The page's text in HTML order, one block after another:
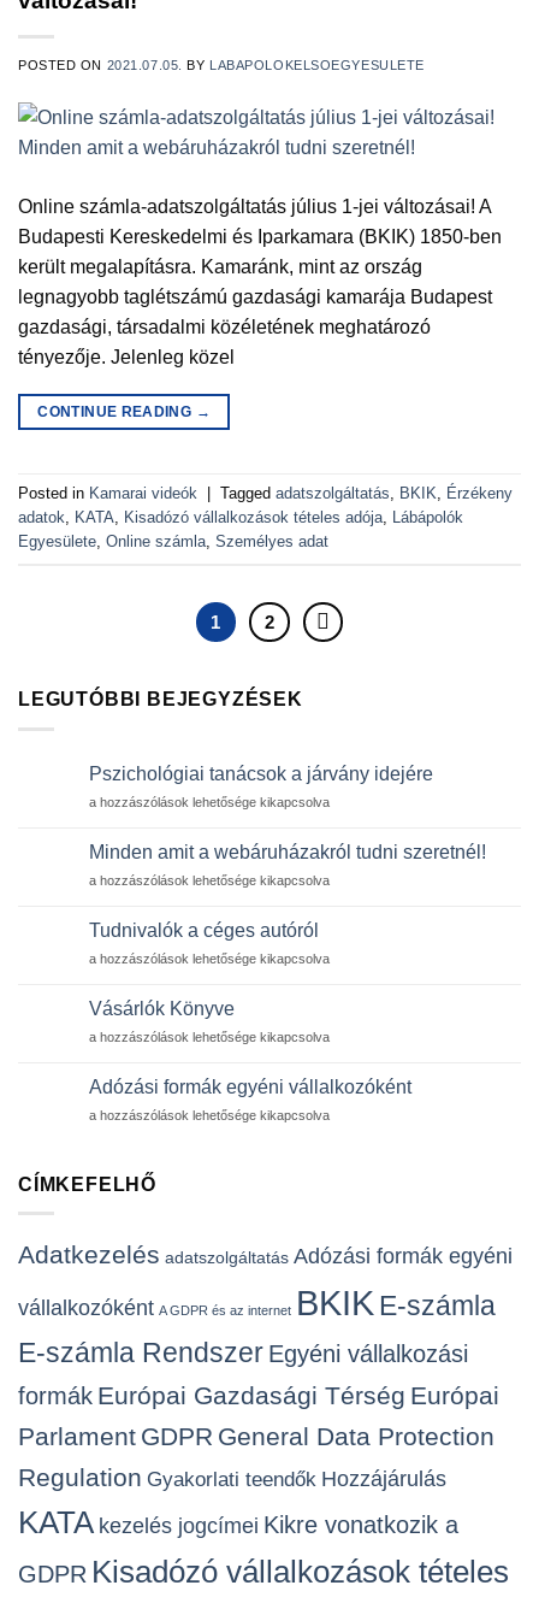
POSTED ON 2021.07.05. BY LABAPOLOKELSOEGYESULETE
Online számla-adatszolgáltatás július 1-jei változásai! A
Budapesti Kereskedelmi és Iparkamara (BKIK) 1850-ben
került megalapításra. Kamaránk, mint az ország
legnagyobb taglétszámú gazdasági kamarája Budapest
gazdasági, társadalmi közéletének meghatározó
tényezője. Jelenleg közel
CONTINUE READING →
Posted in Kamarai videók Tagged adatszolgáltatás BKIK
Érzékeny
adatok
KATA Kisadózó vállalkozások tételes adója
Lábápolók
Egyesülete Online számla Személyes adat
1 2
LEGUTÓBBI BEJEGYZÉSEK
Pszichológiai tanácsok a járvány idejére
Pszichológiai
a
járvány
idejére
a hozzászólások lehetősége kikapcsolva
Minden amit a webáruházakról tudni szeretnél!
Minden
a
webáruházakról
tudni
bejegyzéshez
a hozzászólások lehetősége kikapcsolva
Tudnivalók a céges autóról
Tudnivalók
céges
autóról
bejegyzéshez
a hozzászólások lehetősége kikapcsolva
Vásárlók Könyve
Vásárlók
bejegyzéshez
a hozzászólások lehetősége kikapcsolva
Adózási formák egyéni vállalkozóként
Adózási
vállalkozóként
a hozzászólások lehetősége kikapcsolva
CÍMKEFELHŐ
Adatkezelés adatszolgáltatás Adózási formák egyéni
vállalkozóként A GDPR és az internet BKIK E-számla
E-számla Rendszer Egyéni vállalkozási
formák Európai Gazdasági Térség Európai
Parlament GDPR General Data Protection
Regulation Gyakorlati teendők Hozzájárulás
KATA kezelés jogcímei Kikre vonatkozik a
GDPR Kisadózó vállalkozások tételes